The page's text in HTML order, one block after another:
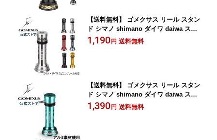
【送料無料】 ゴメクサス リール スタン
ド シマノ shimano ダイワ daiwa スピ
ニング リール 用 カスタム パーツ リー
ルスタンド 17 ツインパワー 3000-5000
1,190 円 送料無料
【送料無料】 ゴメクサス リール スタン
ド シマノ shimano ダイワ daiwa スピ
ニング リール 用 カスタム パーツ リー
ルスタンド エメラルダスカラー ボディ
1,390 円 送料無料